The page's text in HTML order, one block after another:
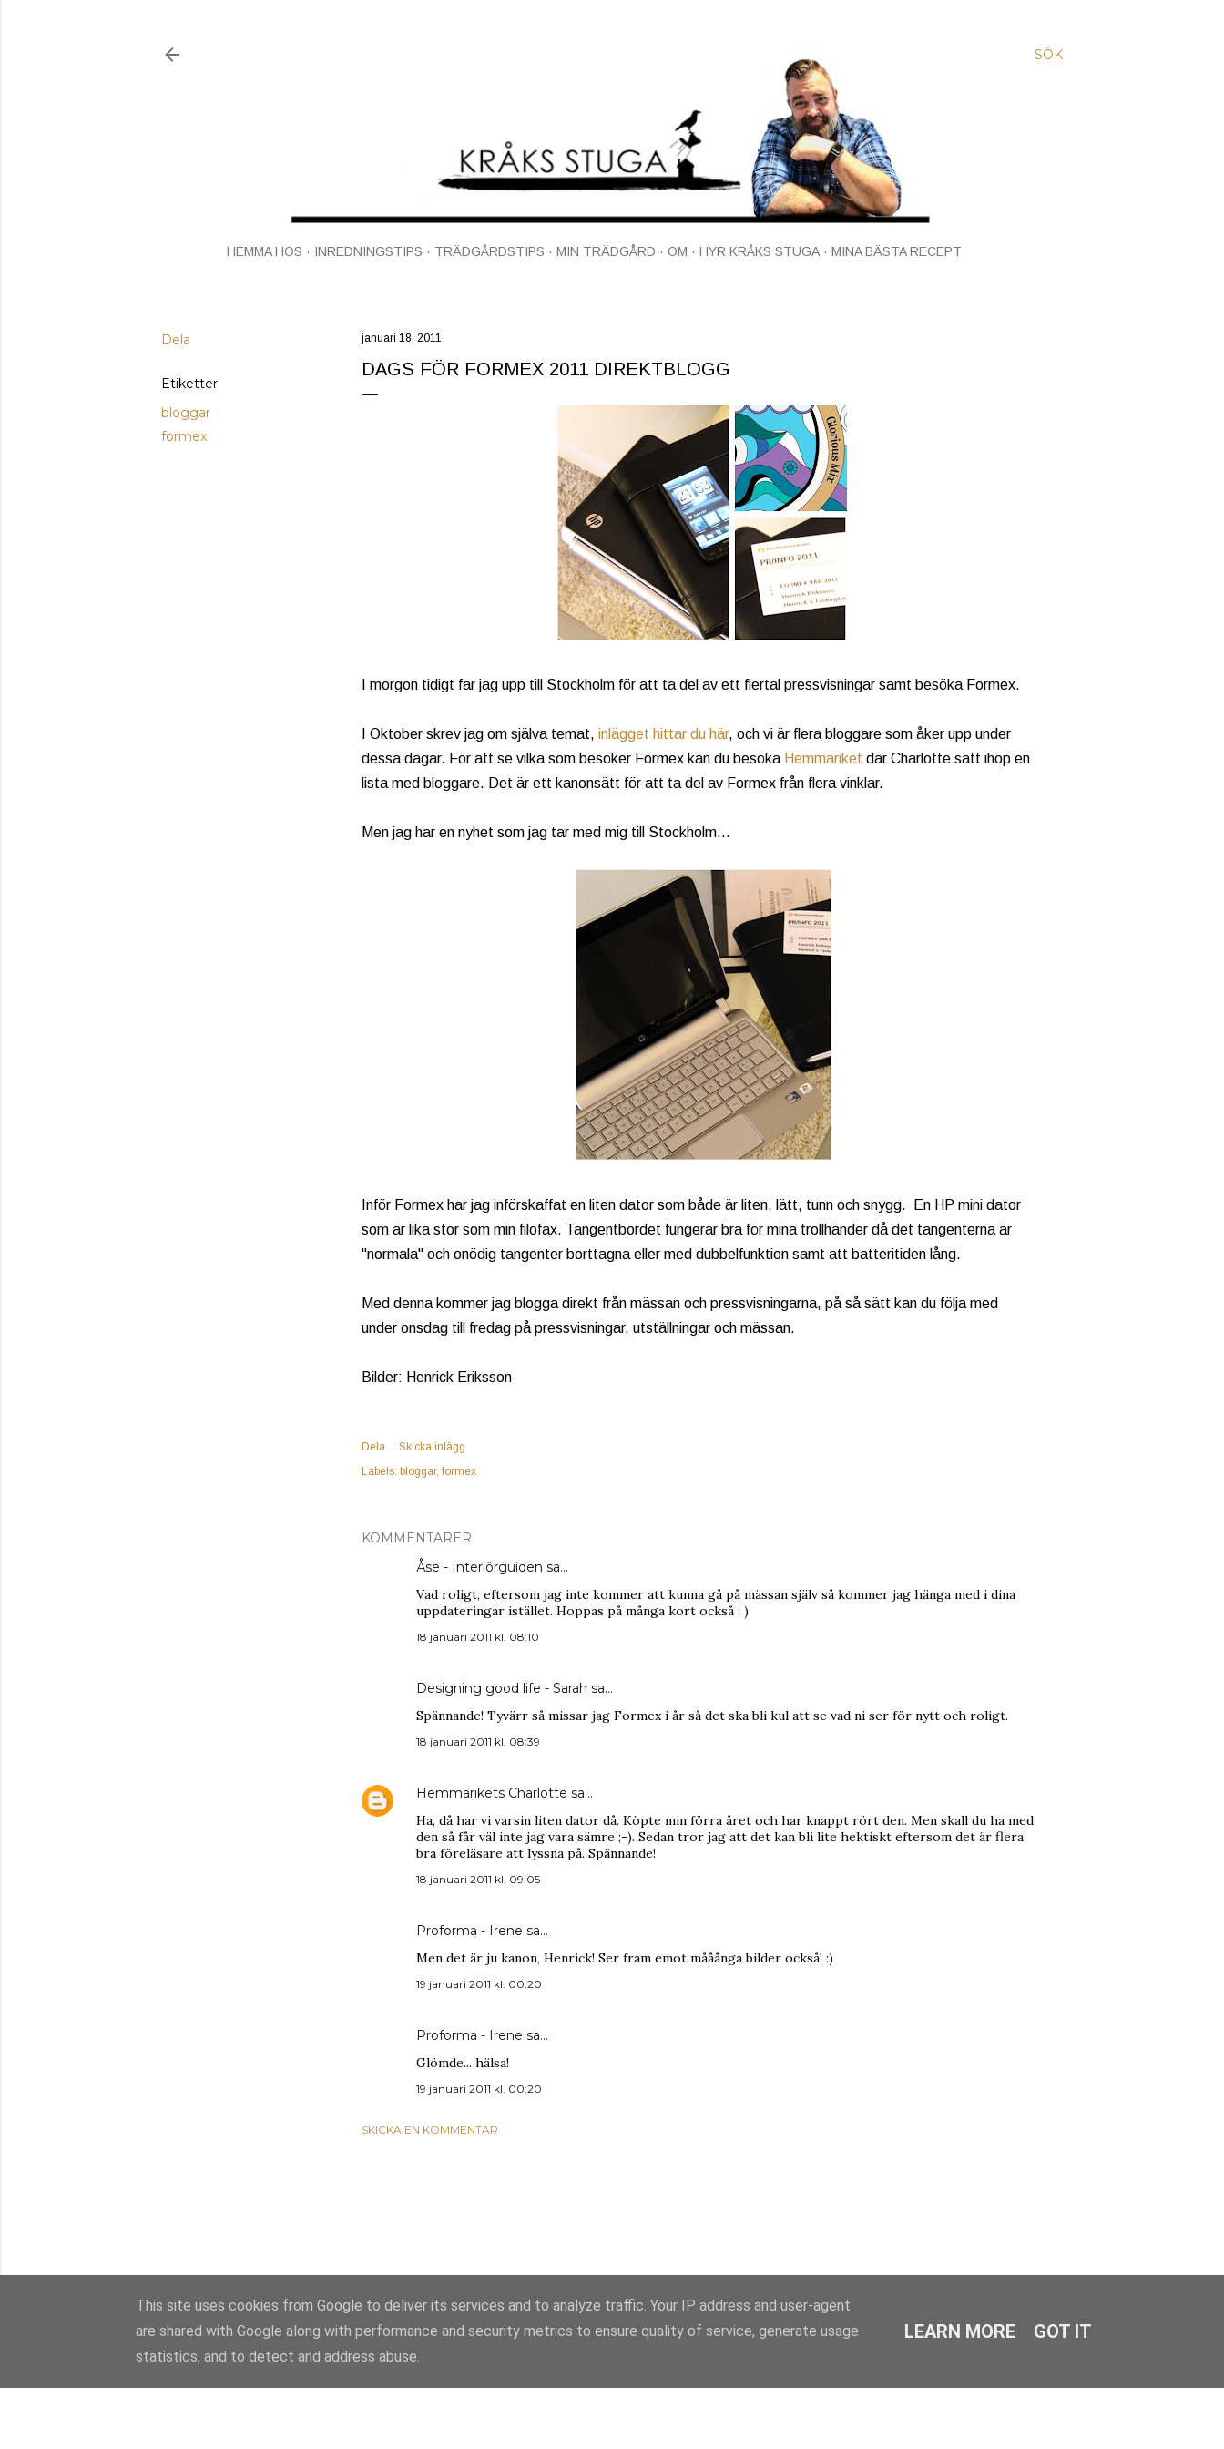
SÖK
HEMMA HOS INREDNINGSTIPS TRÄDGÅRDSTIPS MIN TRÄDGÅRD OM HYR KRÅKS STUGA MINA BÄSTA RECEPT
Dela
Etiketter
bloggar
formex
januari 18, 2011
DAGS FÖR FORMEX 2011 DIREKTBLOGG
I morgon tidigt far jag upp till Stockholm för att ta del av ett flertal pressvisningar samt besöka Formex.
I Oktober skrev jag om själva temat, inlägget hittar du här, och vi är flera bloggare som åker upp under
dessa dagar. För att se vilka som besöker Formex kan du besöka Hemmariket där Charlotte satt ihop en
lista med bloggare. Det är ett kanonsätt för att ta del av Formex från flera vinklar.
Men jag har en nyhet som jag tar med mig till Stockholm...
Inför Formex har jag införskaffat en liten dator som både är liten, lätt, tunn och snygg. En HP mini dator
som är lika stor som min filofax. Tangentbordet fungerar bra för mina trollhänder då det tangenterna är
"normala" och onödig tangenter borttagna eller med dubbelfunktion samt att batteritiden lång.
Med denna kommer jag blogga direkt från mässan och pressvisningarna, på så sätt kan du följa med
under onsdag till fredag på pressvisningar, utställningar och mässan.
Bilder: Henrick Eriksson
Dela
Skicka inlägg
Labels: bloggar formex
KOMMENTARER
Åse - Interiörguiden sa…
Vad roligt, eftersom jag inte kommer att kunna gå på mässan själv så kommer jag hänga med i dina
uppdateringar istället. Hoppas på många kort också : )
18 januari 2011 kl. 08:10
Designing good life - Sarah sa…
Spännande! Tyvärr så missar jag Formex i år så det ska bli kul att se vad ni ser för nytt och roligt.
18 januari 2011 kl. 08:39
Hemmarikets Charlotte sa…
Ha, då har vi varsin liten dator då. Köpte min förra året och har knappt rört den. Men skall du ha med
den så får väl inte jag vara sämre ;-). Sedan tror jag att det kan bli lite hektiskt eftersom det är flera
bra föreläsare att lyssna på. Spännande!
18 januari 2011 kl. 09:05
Proforma - Irene sa…
Men det är ju kanon, Henrick! Ser fram emot mååånga bilder också! :)
19 januari 2011 kl. 00:20
Proforma - Irene sa…
Glömde... hälsa!
19 januari 2011 kl. 00:20
SKICKA EN KOMMENTAR
Använder Blogger
This site uses cookies from Google to deliver its services and to analyze traffic. Your IP address and user-agent
are shared with Google along with performance and security metrics to ensure quality of service, generate usage
statistics, and to detect and address abuse.
LEARN MORE GOT IT